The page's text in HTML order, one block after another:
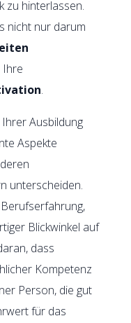
zu hinterlassen.
nicht nur darum
Ihre
.
Ausbildung
Aspekte
unterscheiden.
Blickwinkel auf
dass
Kompetenz
Person, die gut
für das